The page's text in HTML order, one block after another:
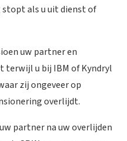
stopt als u uit dienst of
uw partner en
terwijl u bij IBM of Kyndryl
zij ongeveer op
overlijdt.
partner na uw overlijden